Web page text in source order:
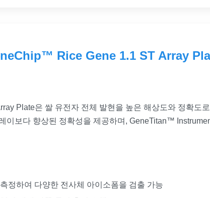
Rice Gene 1.1 ST Array
Plate은 쌀 유전자 전체 발현을 높은 해상도와 정확도
이보다 향상된 정확성을 제공하며, GeneTitan™
정하여 다양한 전사체 아이소폼을 검출 가능